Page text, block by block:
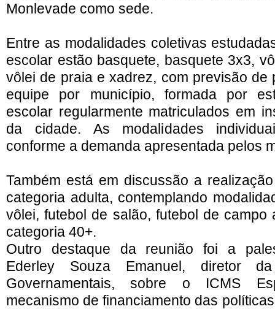
Monlevade como sede.
Entre as modalidades coletivas
escolar estão basquete, basquete 3x3,
vôlei de praia e xadrez, com previsão de
equipe por município, formada por
escolar regularmente matriculados em
da cidade. As modalidades
conforme a demanda apresentada pelos
Também está em discussão a
categoria adulta, contemplando
vôlei, futebol de salão, futebol de campo
categoria 40+.
Outro destaque da reunião foi a
Ederley Souza Emanuel, diretor
Governamentais, sobre o ICMS
mecanismo de financiamento das